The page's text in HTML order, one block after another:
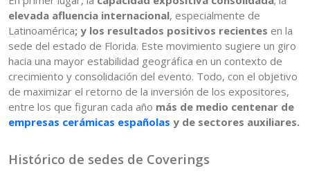
elevada afluencia internacional, especialmente de
Latinoamérica; y los resultados positivos recientes en la
sede del estado de Florida. Este movimiento sugiere un giro
hacia una mayor estabilidad geográfica en un contexto de
crecimiento y consolidación del evento. Todo, con el objetivo
de maximizar el retorno de la inversión de los expositores,
entre los que figuran cada año más de medio centenar de
empresas cerámicas españolas y de sectores auxiliares.
Histórico de sedes de Coverings